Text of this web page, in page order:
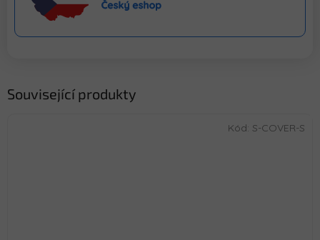
Související produkty
Kód: S-COVER-S